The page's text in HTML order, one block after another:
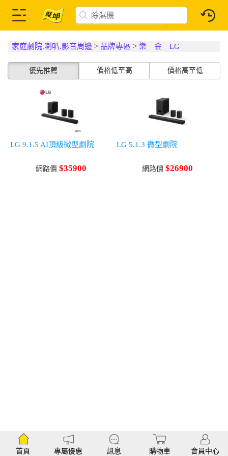
家庭劇院.喇叭.影音周邊 > 品牌專區 >樂 金 LG
優先推薦 價格低至高 價格高至低
LG 9.1.5 AI頂級微型劇院
網路價 $35900
LG 5.1.3 微型劇院
網路價 $26900
首頁 專屬優惠 訊息 購物車 會員中心